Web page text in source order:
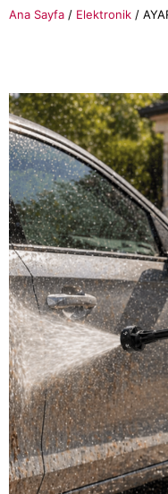
Ana Sayfa / Elektronik /